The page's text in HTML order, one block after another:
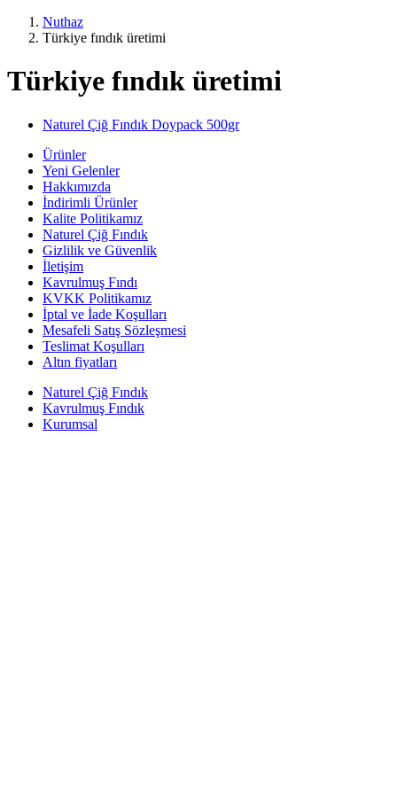
Nuthaz
Türkiye fındık üretimi
Türkiye fındık üretimi
Naturel Çiğ Fındık Doypack 500gr
Ürünler
Yeni Gelenler
Hakkımızda
İndirimli Ürünler
Kalite Politikamız
Naturel Çiğ Fındık
Gizlilik ve Güvenlik
İletişim
Kavrulmuş Fındı
KVKK Politikamız
İptal ve İade Koşulları
Mesafeli Satış Sözleşmesi
Teslimat Koşulları
Altın fiyatları
Naturel Çiğ Fındık
Kavrulmuş Fındık
Kurumsal